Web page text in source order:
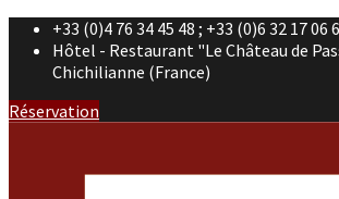
+33 (0)4 76 34 45 48 ; +33 (0)6 32 17 06
Hôtel - Restaurant "Le Château de
Chichilianne (France)
Réservation